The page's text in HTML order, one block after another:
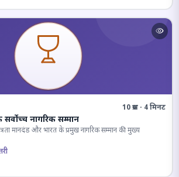
10 प्रश्न · 4 मिनट
नागरिक सम्मान
मानदंड और भारत के प्रमुख नागरिक सम्मान की मुख्य